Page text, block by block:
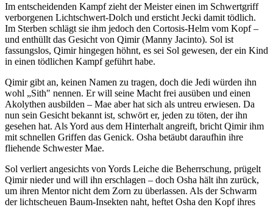
Im entscheidenden Kampf zieht der Meister einen im Schwertgriff
verborgenen Lichtschwert-Dolch und ersticht Jecki damit tödlich.
Im Sterben schlägt sie ihm jedoch den Cortosis-Helm vom Kopf –
und enthüllt das Gesicht von Qimir (Manny Jacinto). Sol ist
fassungslos, Qimir hingegen höhnt, es sei Sol gewesen, der ein Kind
in einen tödlichen Kampf geführt habe.
Qimir gibt an, keinen Namen zu tragen, doch die Jedi würden ihn
wohl „Sith" nennen. Er will seine Macht frei ausüben und einen
Akolythen ausbilden – Mae aber hat sich als untreu erwiesen. Da
nun sein Gesicht bekannt ist, schwört er, jeden zu töten, der ihn
gesehen hat. Als Yord aus dem Hinterhalt angreift, bricht Qimir ihm
mit schnellen Griffen das Genick. Osha betäubt daraufhin ihre
fliehende Schwester Mae.
Sol verliert angesichts von Yords Leiche die Beherrschung, prügelt
Qimir nieder und will ihn erschlagen – doch Osha hält ihn zurück,
um ihren Mentor nicht dem Zorn zu überlassen. Als der Schwarm
der lichtscheuen Baum-Insekten naht, heftet Osha den Kopf ihres